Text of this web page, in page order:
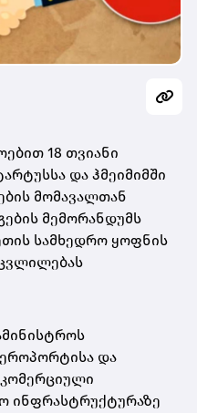
18 თვიანი
და ჰმეიმიმში
მომავალთან
მემორანდუმს
სამხედრო ყოფნის
და
ინფრასტრუქტურაზე